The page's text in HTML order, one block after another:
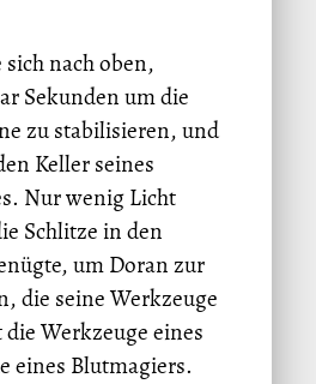
nach oben,
Sekunden um die
zu stabilisieren, und
Keller seines
Nur wenig Licht
Schlitze in den
um Doran zur
die seine Werkzeuge
Werkzeuge eines
eines Blutmagiers.